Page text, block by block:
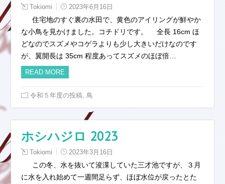
Tokiomi 2023年6月16日
住宅地のすぐ裏の水田で、黄色のアイリングが鮮やか
な小鳥を見かけました。コチドリです。 全長 16cm ほ
どなのでスズメやコゲラよりも少し大きいだけなのです
が、翼開長は 35cm 程度あってスズメのほぼ倍…
READ MORE
令和５年度の投稿 鳥
ホシハジロ 2023
Tokiomi 2023年3月16日
この冬、水を抜いて浚渫していた三才池ですが、３月
に水を入れ始めて一週間足らず、ほぼ水位が戻ったとた